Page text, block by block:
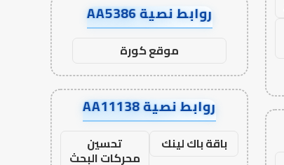
روابط نصية AA5386
موقع كورة
روابط نصية AA11138
باقة باك لينك تحسين
محركات البحث